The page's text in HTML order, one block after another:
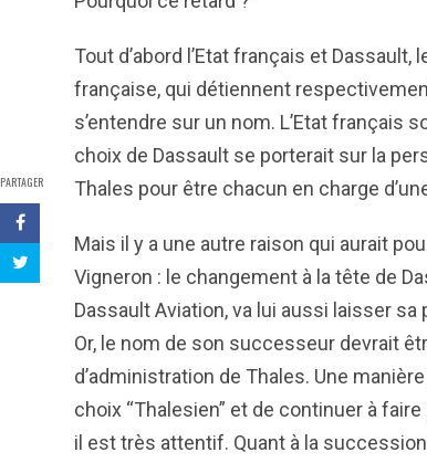
PARTAGER
Tout d’abord l’Etat français et
française, qui détiennent
s’entendre sur un nom. L’Etat français
choix de Dassault se porterait sur la
Thales pour être chacun en charge
Mais il y a une autre raison qui aurait
Vigneron : le changement à la tête de
Dassault Aviation, va lui aussi laisser sa
Or, le nom de son successeur devrait
d’administration de Thales. Une
choix “Thalesien” et de continuer à
il est très attentif. Quant à la